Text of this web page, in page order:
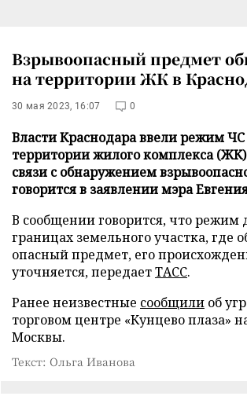
Взрывоопасный предмет
на территории ЖК в
30 мая 2023, 16:07 0
Власти Краснодара ввели режим
территории жилого комплекса (ЖК)
связи с обнаружением
говорится в заявлении мэра
В сообщении говорится, что режим
границах земельного участка, где
опасный предмет, его
уточняется, передаетТАСС.
Ранее неизвестные сообщили об
торговом центре «Кунцево плаза»
Москвы.
Текст: Ольга Иванова